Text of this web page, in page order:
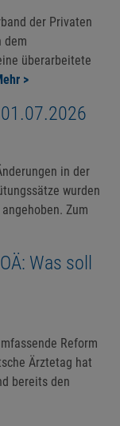
der Privaten
dem
überarbeitete
>
in der
wurden
Zum
Was soll
Reform
Ärztetag hat
bereits den